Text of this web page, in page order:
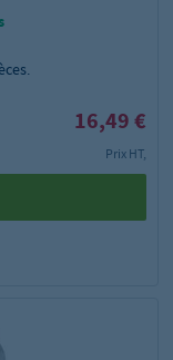
16,49 €
Prix HT,